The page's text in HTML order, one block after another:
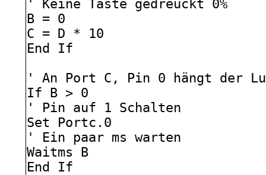
' Keine Taste gedreuckt 0%
B = 0
C = D * 10
End If
' An Port C, Pin 0 hängt der
If B > 0
' Pin auf 1 Schalten
Set Portc.0
' Ein paar ms warten
Waitms B
End If